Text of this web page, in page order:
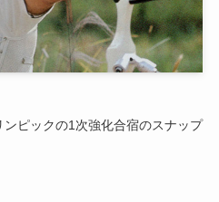
ピックの1次強化合宿のスナップ